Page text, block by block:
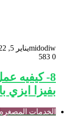
midodiwيناير 5, 2022
0
8- كيفيه
بفيزا ايزي
الخدمات المصغره